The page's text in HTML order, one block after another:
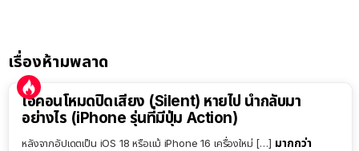
เรื่องห้ามพลาด
ไอคอนโหมดปิดเสียง (Silent) หายไป นำกลับมา
อย่างไร (iPhone รุ่นที่มีปุ่ม Action)
หลังจากอัปเดตเป็น iOS 18 หรือแม้ iPhone 16 เครื่องใหม่ […] มากกว่า